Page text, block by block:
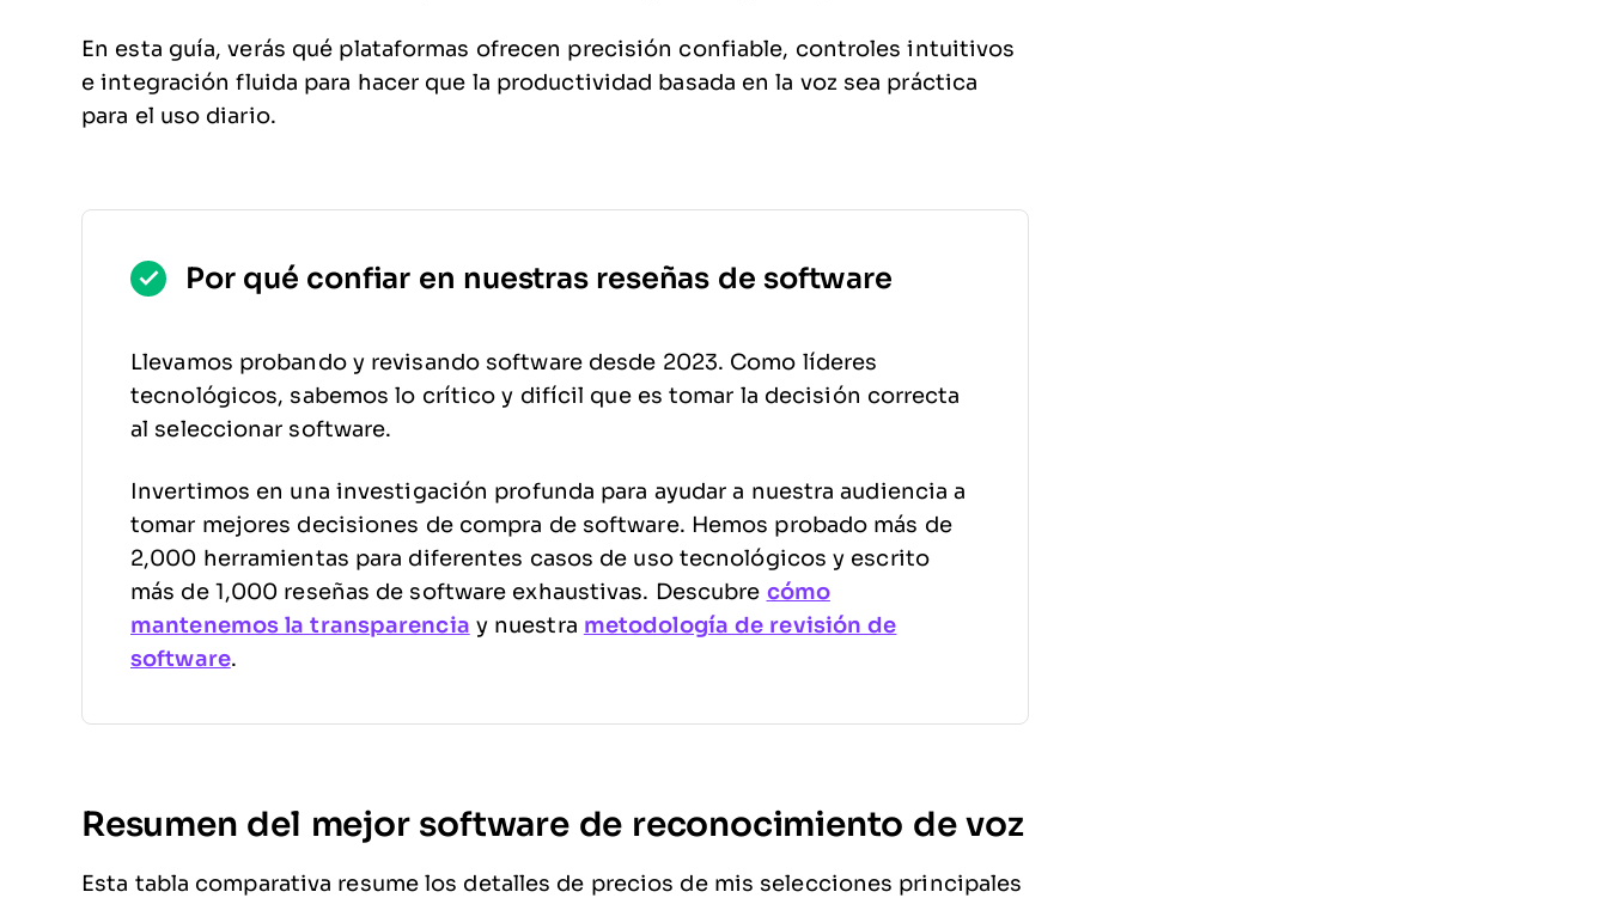
En esta guía, verás qué plataformas ofrecen precisión confiable, controles intuitivos
e integración fluida para hacer que la productividad basada en la voz sea práctica
para el uso diario.
Por qué confiar en nuestras reseñas de software
Llevamos probando y revisando software desde 2023. Como líderes
tecnológicos, sabemos lo crítico y difícil que es tomar la decisión correcta
al seleccionar software.
Invertimos en una investigación profunda para ayudar a nuestra audiencia a
tomar mejores decisiones de compra de software. Hemos probado más de
2,000 herramientas para diferentes casos de uso tecnológicos y escrito
más de 1,000 reseñas de software exhaustivas. Descubre cómo
mantenemos la transparencia y nuestra metodología de revisión de
software.
Resumen del mejor software de reconocimiento de voz
Esta tabla comparativa resume los detalles de precios de mis selecciones principales